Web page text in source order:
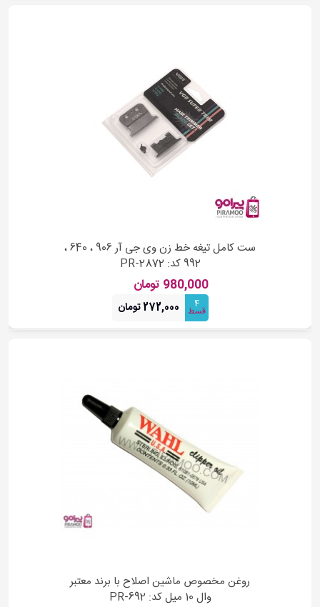
ست کامل تیغه خط زن وی جی آر 906 ، 640 ،
992 کد: PR-2872
980,000 تومان
4
قسط 272,000 تومان
روغن مخصوص ماشین اصلاح با برند معتبر
وال 10 میل کد: PR-692